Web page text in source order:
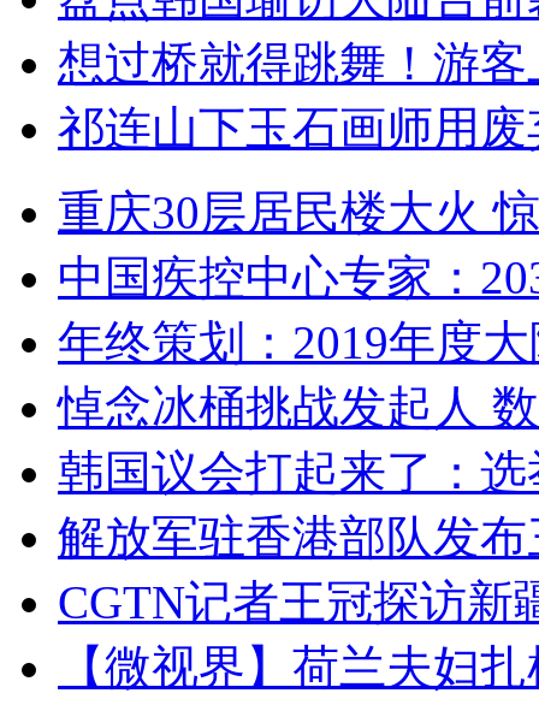
想过桥就得跳舞！游客
祁连山下玉石画师用
重庆30层居民楼大火
中国疾控中心专家：
年终策划：2019年度
悼念冰桶挑战发起人
韩国议会打起来了：
解放军驻香港部队发
CGTN记者王冠探访新
【微视界】荷兰夫妇